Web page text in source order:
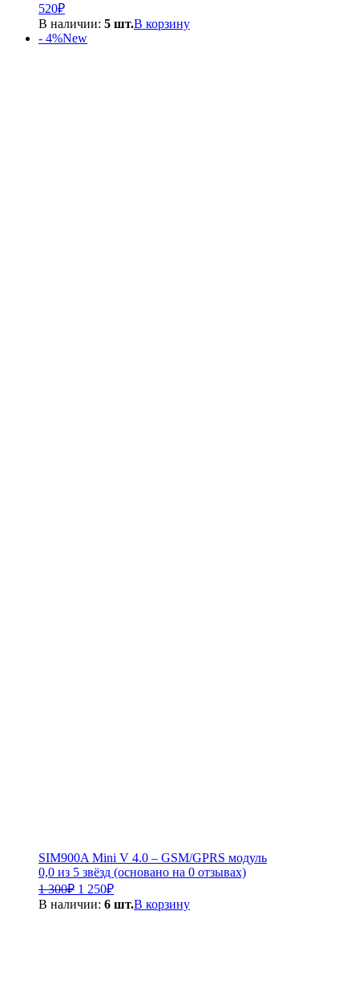
520₽
В наличии: 5 шт.В корзину
- 4%New
SIM900A Mini V 4.0 – GSM/GPRS модуль
0,0 из 5 звёзд (основано на 0 отзывах)
1 300₽ Первоначальная
цена
составляла
1 250₽Текущая
цена:
В наличии: 6 шт.В корзину